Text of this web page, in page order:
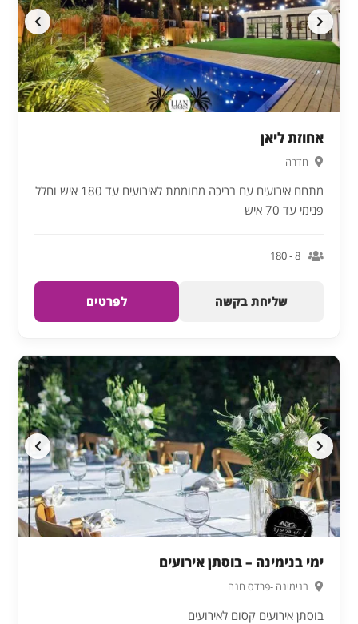
אחוזת ליאן
חדרה
מתחם אירועים עם בריכה מחוממת לאירועים עד 180 איש וחלל
פנימי עד 70 איש
8 - 180
שליחת בקשה לפרטים
ימי בנימינה – בוסתן אירועים
בנימינה -פרדס חנה
בוסתן אירועים קסום לאירועים